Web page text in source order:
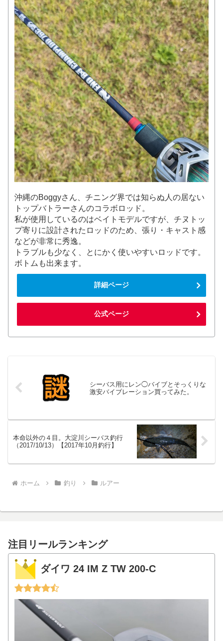
沖縄のBoggyさん、チニング界では知らぬ人の居ない
トップバトラーさんのコラボロッド。
私が使用しているのはベイトモデルですが、チヌトッ
プ寄りに設計されたロッドのため、張り・キャスト感
などが非常に秀逸。
トラブルも少なく、とにかく使いやすいロッドです。
ボトムも出来ます。
詳細ページ
公式ページ
シーバス用にレン◯バイブとそっくりな
激安バイブレーション買ってみた。
本命以外の４目。大淀川シーバス釣行
（2017/10/13）【2017年10月釣行】
ホーム 釣り ルアー
注目リールランキング
ダイワ 24 IM Z TW 200-C